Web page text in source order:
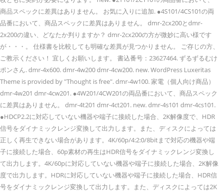
商品スペックに差異はありません。 お気に入りに追加. ●4S101/4CS101の両
品番において、商品スペックに差異はありません。 dmr-2cx200とdmr-
2x200の違い、どなたか判りますか？ dmr-2cx200の方が微妙に高い様です
が・・・。 仕様書を比較しても明確な差異が見つかりません。 ご存じの方、
ご教示ください！ 宜しくお願いします。 書込番号：23627464. ずるずるむけ
ポンさん. dmr-4x600. dmr-4w200 dmr-4cw200. new. WordPress Luxeritas
Theme is provided by "Thought is free". dmr-4w100. 家電（個人向け商品）
dmr-4w201 dmr-4cw201. ●4W201/4CW201の両品番において、商品スペック
に差異はありません。 dmr-4t201 dmr-4ct201. new. dmr-4s101 dmr-4cs101.
●HDCP2.2に対応していない機器や端子に接続した場合、2K解像度で、HDR
信号をダイナミックレンジ変換して出力します。また、ディスクによっては
正しく再生できない場合があります。4K/60p/4:2:0/8bitまで対応の機器や端
子に接続した場合、60p素材の再生はHDR信号をダイナミックレンジ変換し
て出力します。4K/60pに対応していない機器や端子に接続した場合、2K解像
度で出力します。HDRに対応していない機器や端子に接続した場合、HDR信
号をダイナミックレンジ変換して出力します。また、ディスクによっては2K